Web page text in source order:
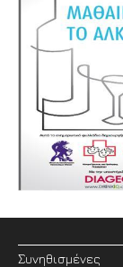
Συνηθισμένες